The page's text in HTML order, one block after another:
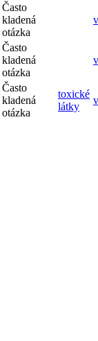
Často
kladená
otázka
Často
kladená
otázka
Často
kladená
otázka
toxické
látky